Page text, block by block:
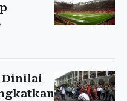
Dinilai